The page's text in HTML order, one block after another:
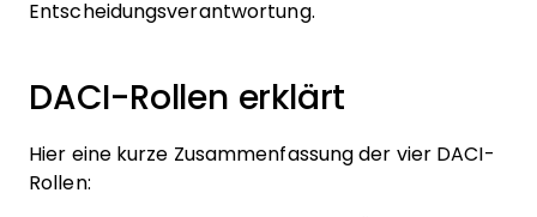
Entscheidungsverantwortung.
DACI-Rollen erklärt
Hier eine kurze Zusammenfassung der vier DACI-
Rollen: